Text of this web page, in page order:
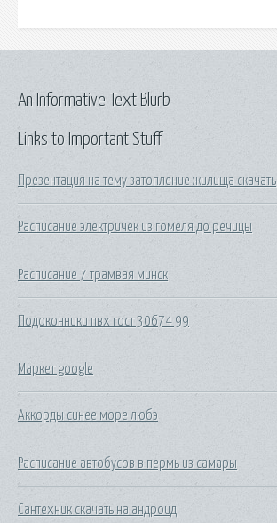
Links to Important Stuff
Презентация на тему затопление жилища скачать
Расписание электричек из гомеля до речицы
Расписание 7 трамвая минск
Подоконники пвх гост 30674 99
Маркет google
Аккорды синее море любэ
Расписание автобусов в пермь из самары
Сантехник скачать на андроид
An Informative Text Blurb